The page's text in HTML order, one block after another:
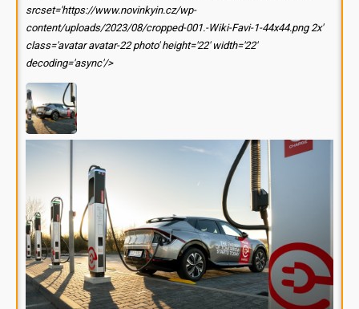
srcset='https://www.novinkyin.cz/wp-
content/uploads/2023/08/cropped-001.-Wiki-Favi-1-44x44.png 2x'
class='avatar avatar-22 photo' height='22' width='22'
decoding='async'/>